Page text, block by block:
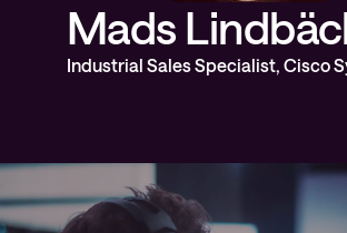
Mads
Industrial Sales Specialist, Cisco